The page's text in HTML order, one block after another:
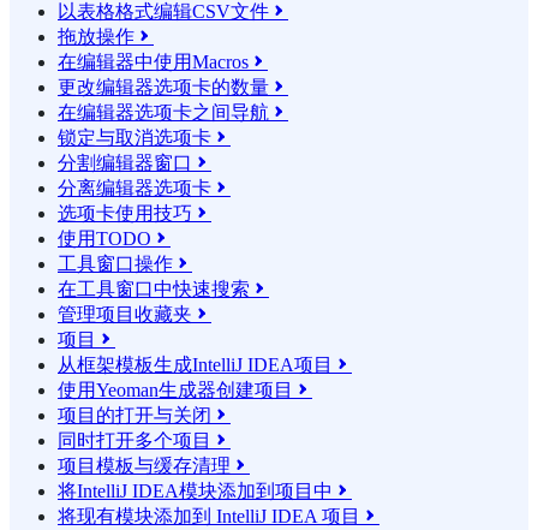
以表格格式编辑CSV文件 
拖放操作 
在编辑器中使用Macros 
更改编辑器选项卡的数量 
在编辑器选项卡之间导航 
锁定与取消选项卡 
分割编辑器窗口 
分离编辑器选项卡 
选项卡使用技巧 
使用TODO 
工具窗口操作 
在工具窗口中快速搜索 
管理项目收藏夹 
项目 
从框架模板生成IntelliJ IDEA项目 
使用Yeoman生成器创建项目 
项目的打开与关闭 
同时打开多个项目 
项目模板与缓存清理 
将IntelliJ IDEA模块添加到项目中 
将现有模块添加到 IntelliJ IDEA 项目 